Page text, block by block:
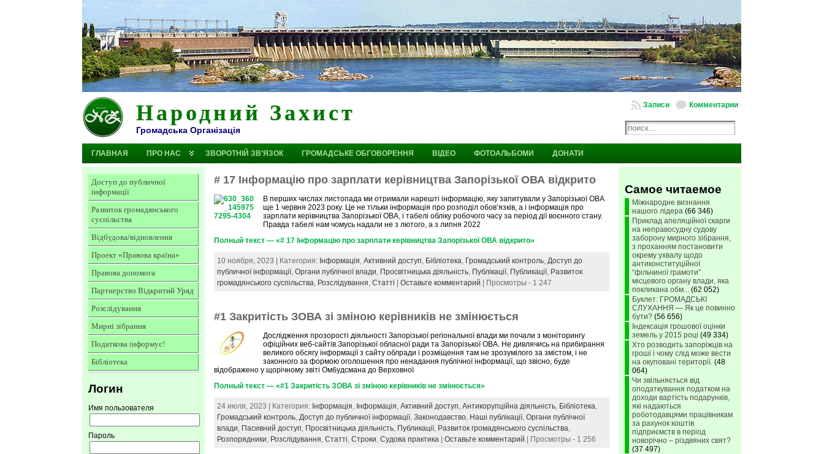
Народний Захист
Громадська Організація
Комментарии
Записи
ГЛАВНАЯ ПРО НАС ЗВОРОТНІЙ ЗВ’ЯЗОК ГРОМАДСЬКЕ ОБГОВОРЕННЯ ВІДЕО ФОТОАЛЬБОМИ ДОНАТИ
Доступ до публичної
інформації
Развиток громадянського
суспільства
Відбудова/відновлення
Проект «Правова країна»
Правова допомога
Партнерство Відкритий Уряд
Розслідування
Мирні зібрання
Податкова інформує!
Бібліотека
Логин
Имя пользователя
Пароль
# 17 Інформацію про зарплати керівництва Запорізької ОВА відкрито
В перших числах листопада ми отримали нарешті інформацію, яку запитували у Запорізької ОВА
ще 1 червня 2023 року. Це не тільки інформація про розподіл обов’язків, а і інформація про
зарплати керівництва Запорізької ОВА, і табелі обліку робочого часу за період дії воєнного стану.
Правда табелі нам чомусь надали не з лютого, а з липня 2022
Полный текст — «# 17 Інформацію про зарплати керівництва Запорізької ОВА відкрито»
10 ноября, 2023 | Категория: Інформація,Активний доступ, Бібліотека, Громадський контроль,Доступ до
публичної інформації,Органи публічної влади, Просвітницька діяльність, Публікації, Публикації, Развиток
громадянського суспільства, Розслідування,Статті |Оставьте комментарий | Просмотры - 1 247
#1 Закритість ЗОВА зі зміною керівників не змінюється
Дослідження прозорості діяльності Запорізької регіональної влади ми почали з моніторингу
офіційних веб-сайтів Запорізької обласної ради та Запорізької ОВА. Не дивлячись на прибирання
великого обсягу інформації з сайту облради і розміщення там не зрозумілого за змістом, і не
законного за формою оголошення про ненадання публічної інформації, що звісно, буде
відображено у щорічному звіті Омбудсмана до Верховної
Полный текст — «#1 Закритість ЗОВА зі зміною керівників не змінюється»
24 июля, 2023 | Категория: Інформація, Інформація,Активний доступ,Антикорупційна діяльність, Бібліотека,
Громадський контроль,Доступ до публичної інформації,Законодавство, Наші публікації,Органи публічної
влади, Пасивний доступ, Просвітницька діяльність, Публикації, Развиток громадянського суспільства,
Розпорядники, Розслідування,Статті,Строки,Судова практика |Оставьте комментарий | Просмотры - 1 256
Самое читаемое
Міжнародне визнання
нашого лідера (66 346)
Приклад апеляційної скарги
на неправосудну судову
заборону мирного зібрання,
з проханням постановити
окрему ухвалу щодо
антиконституційної
“фільчиної грамоти”
місцевого органу влади, яка
покликана обм... (62 052)
Буклет: ГРОМАДСЬКІ
СЛУХАННЯ — Як це повинно
бути? (56 656)
Індексація грошової оцінки
земель у 2015 році (49 334)
Хто розводить запоріжців на
гроші і чому слід може вести
на окуповані території. (48
064)
Чи звільняється від
оподаткування податком на
доходи вартість подарунків,
які надаються
роботодавцями працівникам
за рахунок коштів
підприємств в період
новорічно – різдвяних свят?
(37 497)